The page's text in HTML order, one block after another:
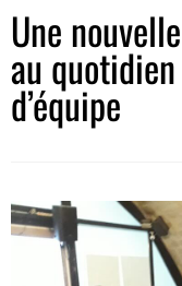
Une
au
d’équipe